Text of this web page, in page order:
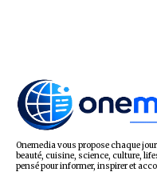
Onemedia vous propose chaque
beauté, cuisine, science, culture,
pensé pour informer, inspirer et